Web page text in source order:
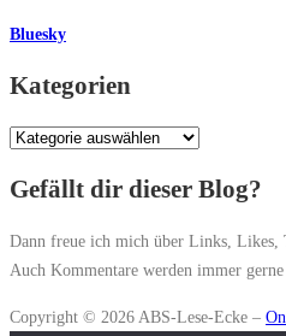
Bluesky
Kategorien
Kategorien
Gefällt dir dieser Blog?
Dann freue ich mich über Links, Likes,
Auch Kommentare werden immer
Copyright © 2026 ABS-Lese-Ecke –